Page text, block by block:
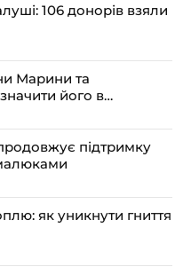
106 донорів взяли
Марини та
його в
підтримку
як уникнути гниття